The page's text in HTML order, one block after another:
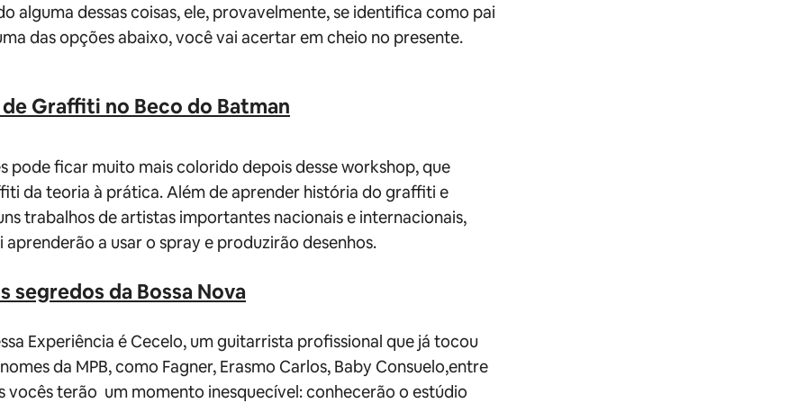
alguma dessas coisas, ele, provavelmente, se identifica como pai
das opções abaixo, você vai acertar em cheio no presente.
Graffiti no Beco do Batman
pode ficar muito mais colorido depois desse workshop, que
da teoria à prática. Além de aprender história do graffiti e
trabalhos de artistas importantes nacionais e internacionais,
aprenderão a usar o spray e produzirão desenhos.
segredos da Bossa Nova
Experiência é Cecelo, um guitarrista profissional que já tocou
da MPB, como Fagner, Erasmo Carlos, Baby Consuelo,entre
vocês terão um momento inesquecível: conhecerão o estúdio